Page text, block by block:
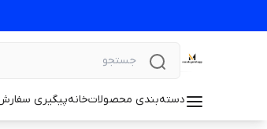
دسته‌بندی محصولاتخانهپیگیری